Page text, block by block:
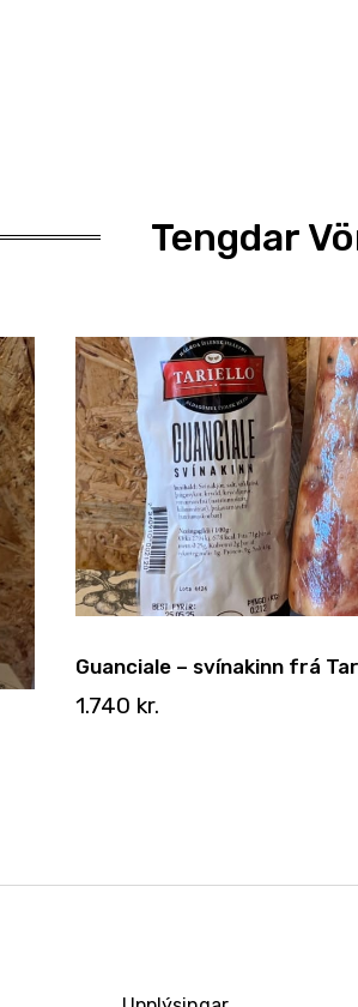
Tengdar
Guanciale – svínakinn frá
1.740 kr.